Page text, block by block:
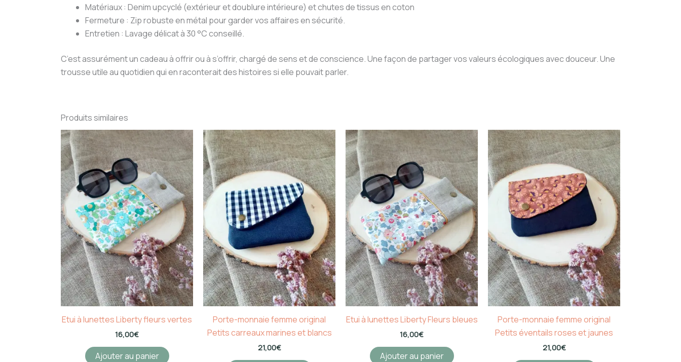
Matériaux : Denim upcyclé (extérieur et doublure intérieure) et chutes de tissus en coton
Fermeture : Zip robuste en métal pour garder vos affaires en sécurité.
Entretien : Lavage délicat à 30 °C conseillé.
C’est assurément un cadeau à offrir ou à s’offrir, chargé de sens et de conscience. Une façon de partager vos valeurs écologiques avec douceur. Une
trousse utile au quotidien qui en raconterait des histoires si elle pouvait parler.
Produits similaires
Etui à lunettes Liberty fleurs vertes
16,00€
Ajouter au panier
Porte-monnaie femme original
Petits carreaux marines et blancs
21,00€
Etui à lunettes Liberty Fleurs bleues
16,00€
Ajouter au panier
Porte-monnaie femme original
Petits éventails roses et jaunes
21,00€